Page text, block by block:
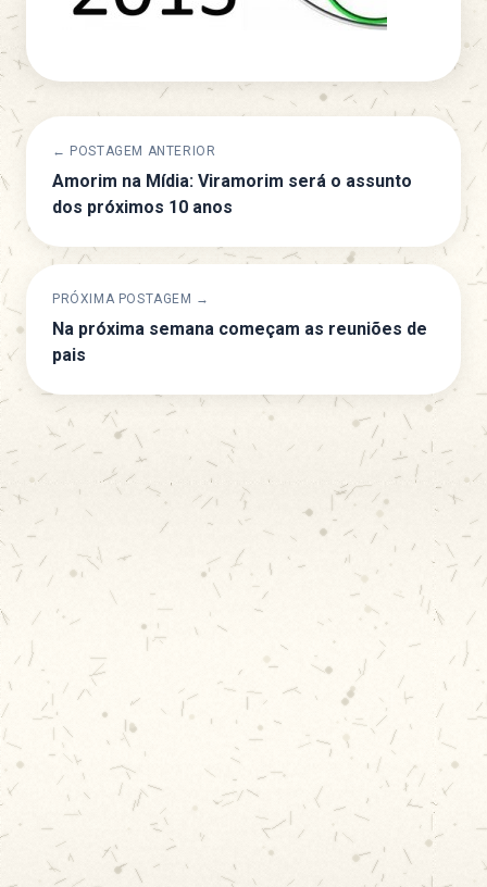
← POSTAGEM ANTERIOR
Amorim na Mídia: Viramorim será o assunto
dos próximos 10 anos
PRÓXIMA POSTAGEM →
Na próxima semana começam as reuniões de
pais